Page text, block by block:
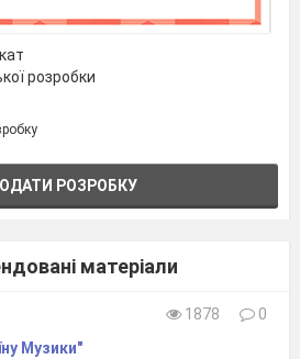
розробки
РОЗРОБКУ
матеріали
1878
0
Музики"